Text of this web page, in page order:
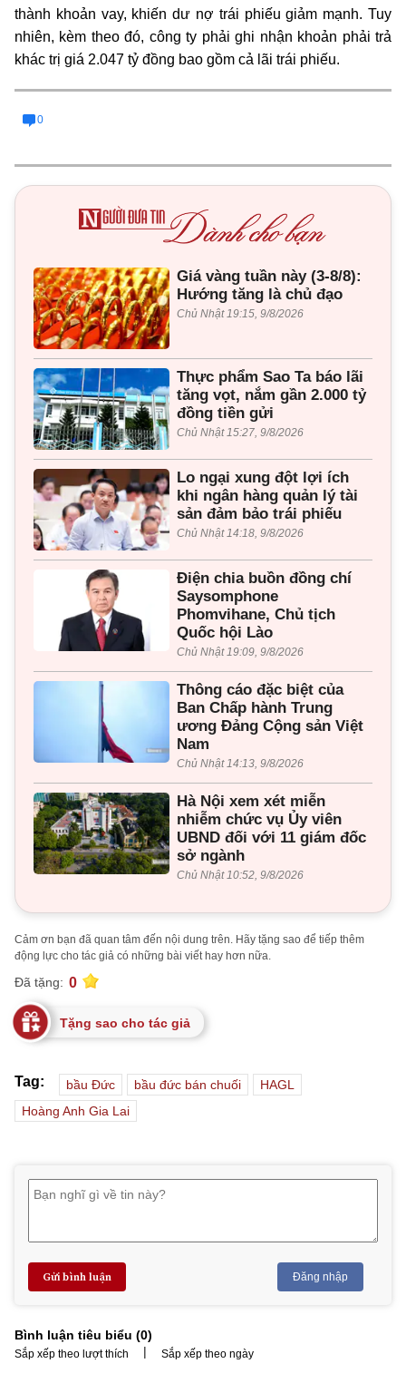
thành khoản vay, khiến dư nợ trái phiếu giảm mạnh. Tuy
nhiên, kèm theo đó, công ty phải ghi nhận khoản phải trả
khác trị giá 2.047 tỷ đồng bao gồm cả lãi trái phiếu.
0
Giá vàng tuần này (3-8/8):
Hướng tăng là chủ đạo
Chủ Nhật 19:15, 9/8/2026
Thực phẩm Sao Ta báo lãi
tăng vọt, nắm gần 2.000 tỷ
đồng tiền gửi
Chủ Nhật 15:27, 9/8/2026
Lo ngại xung đột lợi ích
khi ngân hàng quản lý tài
sản đảm bảo trái phiếu
Chủ Nhật 14:18, 9/8/2026
Điện chia buồn đồng chí
Saysomphone
Phomvihane, Chủ tịch
Quốc hội Lào
Chủ Nhật 19:09, 9/8/2026
Thông cáo đặc biệt của
Ban Chấp hành Trung
ương Đảng Cộng sản Việt
Nam
Chủ Nhật 14:13, 9/8/2026
Hà Nội xem xét miễn
nhiễm chức vụ Ủy viên
UBND đối với 11 giám đốc
sở ngành
Chủ Nhật 10:52, 9/8/2026
Cảm ơn bạn đã quan tâm đến nội dung trên. Hãy tặng sao để tiếp thêm
động lực cho tác giả có những bài viết hay hơn nữa.
Đã tặng: 0
Tặng sao cho tác giả
Tag: bầu Đức bầu đức bán chuối
HAGL
Hoàng Anh Gia Lai
Gửi bình luận Đăng nhập
Bình luận tiêu biểu (0)
Sắp xếp theo lượt thích | Sắp xếp theo ngày